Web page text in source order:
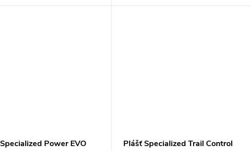
Power EVO
Plášť Specialized Trail Control